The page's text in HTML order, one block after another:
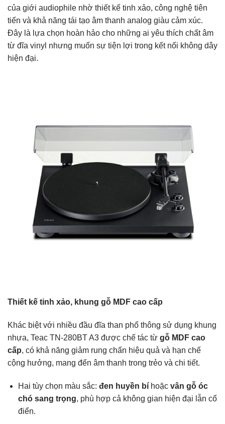
của giới audiophile nhờ thiết kế tinh xảo, công nghệ tiên
tiến và khả năng tái tạo âm thanh analog giàu cảm xúc.
Đây là lựa chọn hoàn hảo cho những ai yêu thích chất âm
từ đĩa vinyl nhưng muốn sự tiện lợi trong kết nối không dây
hiện đại.
Thiết kế tinh xảo, khung gỗ MDF cao cấp
Khác biệt với nhiều đầu đĩa than phổ thông sử dụng khung
nhựa, Teac TN-280BT A3 được chế tác từ gỗ MDF cao
cấp, có khả năng giảm rung chấn hiệu quả và hạn chế
cộng hưởng, mang đến âm thanh trong trẻo và chi tiết.
Hai tùy chọn màu sắc: đen huyền bíhoặc vân gỗ óc
chó sang trọng, phù hợp cả không gian hiện đại lẫn cổ
điển.